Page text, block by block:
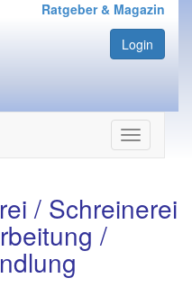
Ratgeber & Magazin
Login
Navigation
ein-/
/ Schreinerei
/